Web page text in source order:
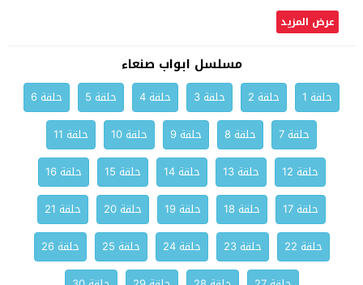
عرض المزيد
مسلسل ابواب صنعاء
حلقة 1 حلقة 2 حلقة 3 حلقة 4 حلقة 5
حلقة 6
حلقة 7
حلقة 8 حلقة 9 حلقة 10
حلقة 11
حلقة 12
حلقة 13 حلقة 14 حلقة 15
حلقة 16
حلقة 17
حلقة 18 حلقة 19 حلقة 20
حلقة 21
حلقة 22
حلقة 23 حلقة 24 حلقة 25
حلقة 26